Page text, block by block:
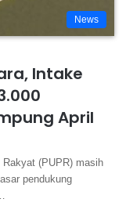
News
Intake
April
Rakyat (PUPR) masih
pendukung